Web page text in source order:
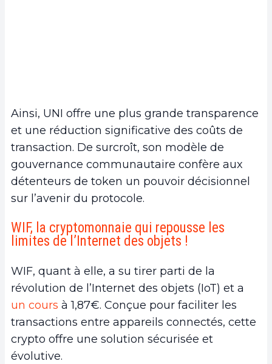
Ainsi, UNI offre une plus grande transparence
et une réduction significative des coûts de
transaction. De surcroît, son modèle de
gouvernance communautaire confère aux
détenteurs de token un pouvoir décisionnel
sur l’avenir du protocole.
WIF, la cryptomonnaie qui repousse les
limites de l’Internet des objets !
WIF, quant à elle, a su tirer parti de la
révolution de l’Internet des objets (IoT) et a
un cours à 1,87€. Conçue pour faciliter les
transactions entre appareils connectés, cette
crypto offre une solution sécurisée et
évolutive.